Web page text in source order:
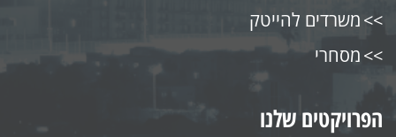
משרדים להייטק
מסחרי
הפרויקטים שלנו